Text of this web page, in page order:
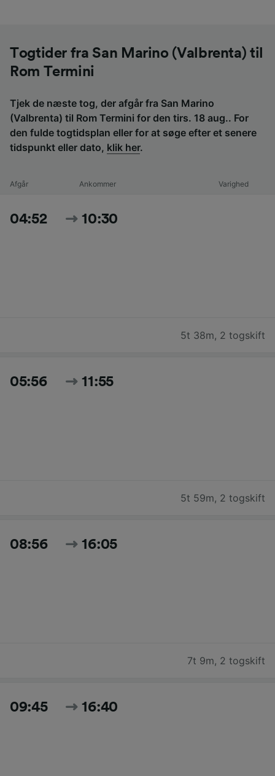
Togtider fra San Marino (Valbrenta) til
Rom Termini
Tjek de næste tog, der afgår fra San Marino
(Valbrenta) til Rom Termini for den tirs. 18 aug.. For
den fulde togtidsplan eller for at søge efter et senere
tidspunkt eller dato, klik her.
Afgår Ankommer Varighed
04:52 10:30
5t 38m, 2 togskift
05:56 11:55
5t 59m, 2 togskift
08:56 16:05
7t 9m, 2 togskift
09:45 16:40